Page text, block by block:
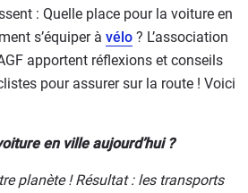
: Quelle place pour la voiture en
s’équiper à vélo ? L’association
apportent réflexions et conseils
pour assurer sur la route ! Voici
en ville aujourd’hui ?
planète ! Résultat : les transports